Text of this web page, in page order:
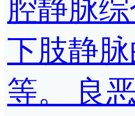
腔静脉综
下肢静
等。 良